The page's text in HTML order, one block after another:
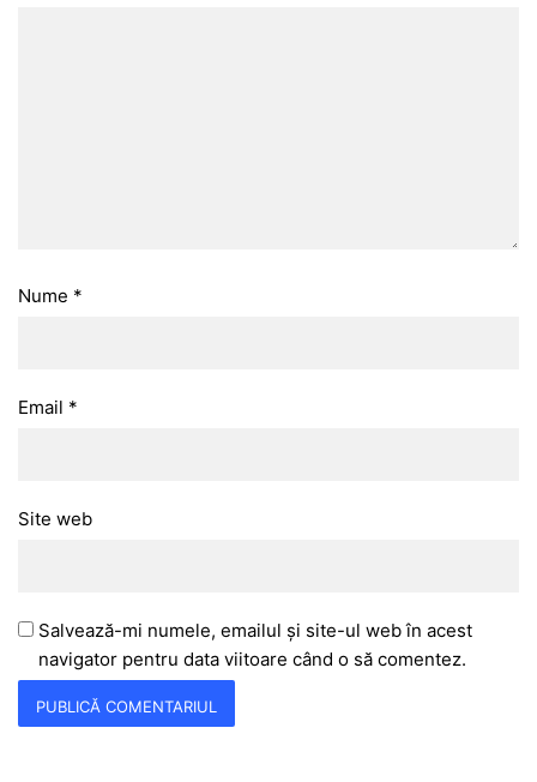
Nume *
Email *
Site web
Salvează-mi numele, emailul și site-ul web în acest
navigator pentru data viitoare când o să comentez.